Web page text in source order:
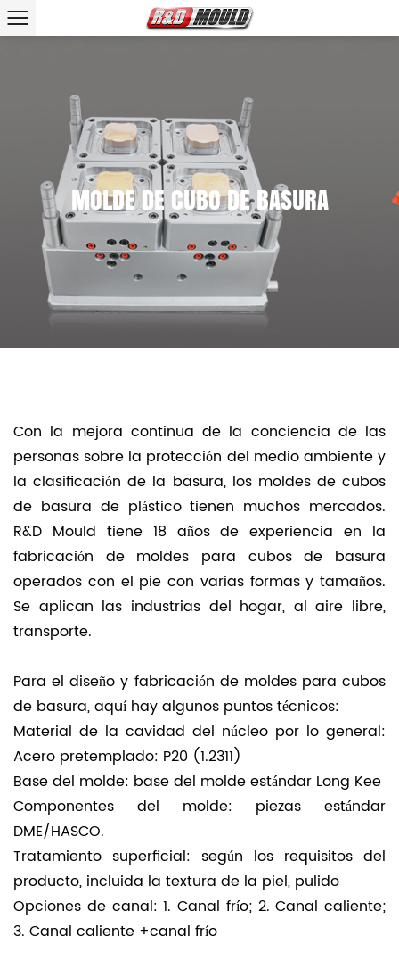
MOLDE DE CUBO DE BASURA
Con la mejora continua de la conciencia de las
personas sobre la protección del medio ambiente y
la clasificación de la basura, los moldes de cubos
de basura de plástico tienen muchos mercados.
R&D Mould tiene 18 años de experiencia en la
fabricación de moldes para cubos de basura
operados con el pie con varias formas y tamaños.
Se aplican las industrias del hogar, al aire libre,
transporte.
Para el diseño y fabricación de moldes para cubos
de basura, aquí hay algunos puntos técnicos:
Material de la cavidad del núcleo por lo general:
Acero pretemplado: P20 (1.2311)
Base del molde: base del molde estándar Long Kee
Componentes del molde: piezas estándar
DME/HASCO.
Tratamiento superficial: según los requisitos del
producto, incluida la textura de la piel, pulido
Opciones de canal: 1. Canal frío; 2. Canal caliente;
3. Canal caliente +canal frío